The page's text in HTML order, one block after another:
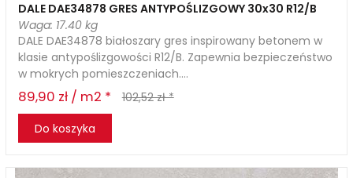
DALE DAE34878 GRES ANTYPOŚLIZGOWY 30x30 R12/B
Waga: 17.40 kg
DALE DAE34878 białoszary gres inspirowany betonem w
klasie antypoślizgowości R12/B. Zapewnia bezpieczeństwo
w mokrych pomieszczeniach....
89,90 zł / m2 *
102,52 zł *
Do koszyka